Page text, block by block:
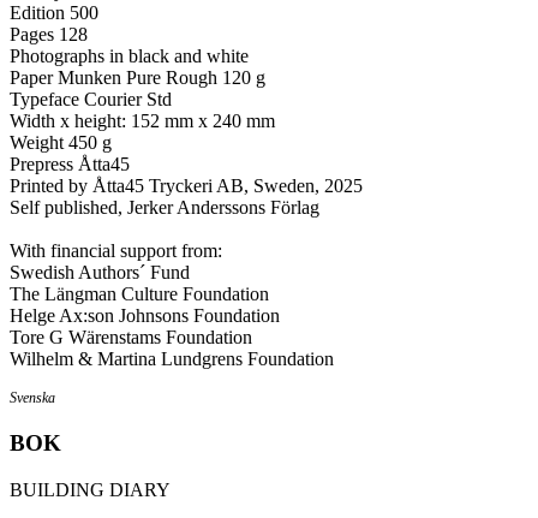
Edition 500
Pages 128
Photographs in black and white
Paper Munken Pure Rough 120 g
Typeface Courier Std
Width x height: 152 mm x 240 mm
Weight 450 g
Prepress Åtta45
Printed by Åtta45 Tryckeri AB, Sweden, 2025
Self published, Jerker Anderssons Förlag
With financial support from:
Swedish Authors´ Fund
The Längman Culture Foundation
Helge Ax:son Johnsons Foundation
Tore G Wärenstams Foundation
Wilhelm & Martina Lundgrens Foundation
Svenska
BOK
BUILDING DIARY